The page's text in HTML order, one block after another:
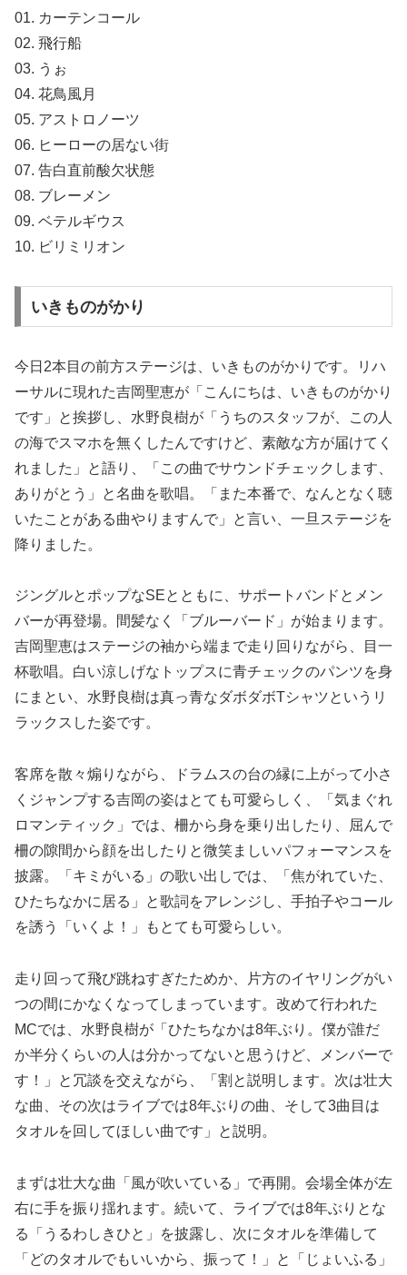
01. カーテンコール
02. 飛行船
03. うぉ
04. 花鳥風月
05. アストロノーツ
06. ヒーローの居ない街
07. 告白直前酸欠状態
08. ブレーメン
09. ベテルギウス
10. ビリミリオン
いきものがかり
今日2本目の前方ステージは、いきものがかりです。リハ
ーサルに現れた吉岡聖恵が「こんにちは、いきものがかり
です」と挨拶し、水野良樹が「うちのスタッフが、この人
の海でスマホを無くしたんですけど、素敵な方が届けてく
れました」と語り、「この曲でサウンドチェックします、
ありがとう」と名曲を歌唱。「また本番で、なんとなく聴
いたことがある曲やりますんで」と言い、一旦ステージを
降りました。
ジングルとポップなSEとともに、サポートバンドとメン
バーが再登場。間髪なく「ブルーバード」が始まります。
吉岡聖恵はステージの袖から端まで走り回りながら、目一
杯歌唱。白い涼しげなトップスに青チェックのパンツを身
にまとい、水野良樹は真っ青なダボダボTシャツというリ
ラックスした姿です。
客席を散々煽りながら、ドラムスの台の縁に上がって小さ
くジャンプする吉岡の姿はとても可愛らしく、「気まぐれ
ロマンティック」では、柵から身を乗り出したり、屈んで
柵の隙間から顔を出したりと微笑ましいパフォーマンスを
披露。「キミがいる」の歌い出しでは、「焦がれていた、
ひたちなかに居る」と歌詞をアレンジし、手拍子やコール
を誘う「いくよ！」もとても可愛らしい。
走り回って飛び跳ねすぎたためか、片方のイヤリングがい
つの間にかなくなってしまっています。改めて行われた
MCでは、水野良樹が「ひたちなかは8年ぶり。僕が誰だ
か半分くらいの人は分かってないと思うけど、メンバーで
す！」と冗談を交えながら、「割と説明します。次は壮大
な曲、その次はライブでは8年ぶりの曲、そして3曲目は
タオルを回してほしい曲です」と説明。
まずは壮大な曲「風が吹いている」で再開。会場全体が左
右に手を振り揺れます。続いて、ライブでは8年ぶりとな
る「うるわしきひと」を披露し、次にタオルを準備して
「どのタオルでもいいから、振って！」と「じょいふる」